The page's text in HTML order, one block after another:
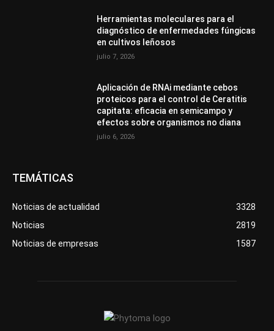
Herramientas moleculares para el
diagnóstico de enfermedades fúngicas
en cultivos leñosos
julio 7, 2026
Aplicación de RNAi mediante cebos
proteicos para el control de Ceratitis
capitata: eficacia en semicampo y
efectos sobre organismos no diana
julio 6, 2026
TEMÁTICAS
Noticias de actualidad
3328
Noticias
2819
Noticias de empresas
1587